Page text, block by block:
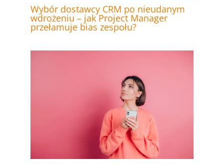
Wybór dostawcy CRM po nieudanym
wdrożeniu – jak Project Manager
przełamuje bias zespołu?